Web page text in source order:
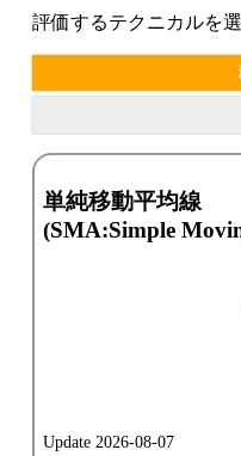
評価するテクニカルを
単純移動平均線
(SMA:Simple
Update 2026-08-07